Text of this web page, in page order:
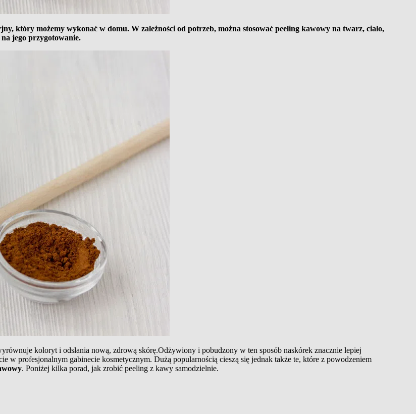
który możemy wykonać w domu. W zależności od potrzeb, można stosować peeling kawowy na twarz, ciało,
na jego przygotowanie.
koloryt i odsłania nową, zdrową skórę.Odżywiony i pobudzony w ten sposób naskórek znacznie lepiej
w profesjonalnym gabinecie kosmetycznym. Dużą popularnością cieszą się jednak także te, które z powodzeniem
. Poniżej kilka porad, jak zrobić peeling z kawy samodzielnie.